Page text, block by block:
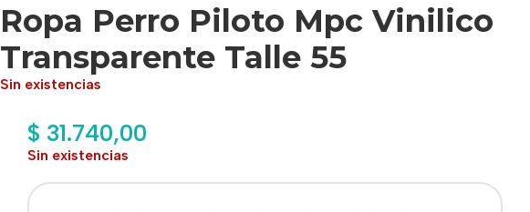
Ropa Perro Piloto Mpc Vinilico
Transparente Talle 55
Sin existencias
$ 31.740,00
Sin existencias